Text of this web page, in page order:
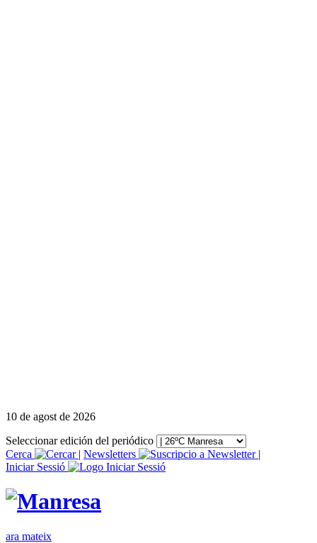
10 de agost de 2026
Seleccionar edición del periódico
Cerca
| Newsletters
|
Iniciar Sessió
ara mateix